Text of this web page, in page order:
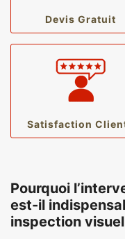
Devis Gratuit
Satisfaction
Pourquoi
est-il
inspection